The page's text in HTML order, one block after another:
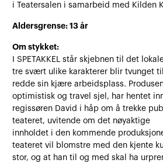
i Teatersalen i samarbeid med Kilden
Aldersgrense: 13 år
Om stykket:
I SPETAKKEL står skjebnen til det
tre svært ulike karakterer blir tvunget
redde sin kjære arbeidsplass.
optimistisk og travel sjel, har hentet
regissøren David i håp om å trekke
teateret, uvitende om det nøyaktige
innholdet i den kommende
teateret vil blomstre med den kjente
stor, og at han til og med skal ha